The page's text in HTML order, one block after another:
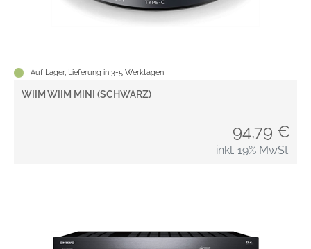
Auf Lager, Lieferung in 3-5 Werktagen
WIIM WIIM MINI (SCHWARZ)
94,79 €
inkl. 19% MwSt.